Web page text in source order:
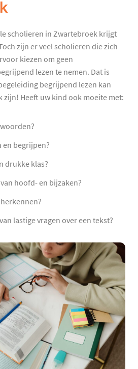
scholieren in Zwartebroek krijgt
zijn er veel scholieren die zich
kiezen om geen
lezen te nemen. Dat is
begrijpend lezen kan
zijn! Heeft uw kind ook moeite met:
en begrijpen?
drukke klas?
hoofd- en bijzaken?
lastige vragen over een tekst?